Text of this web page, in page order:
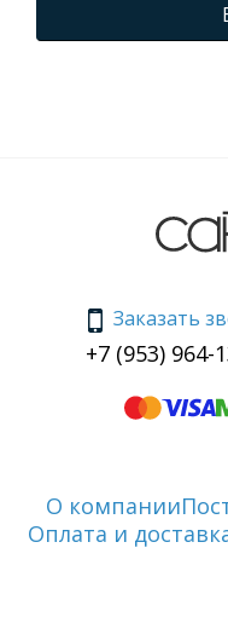
Заказать
+7 (953) 964-
О компании
Оплата и